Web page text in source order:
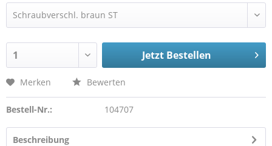
Jetzt Bestellen
Merken Bewerten
Bestell-Nr.: 104707
Beschreibung